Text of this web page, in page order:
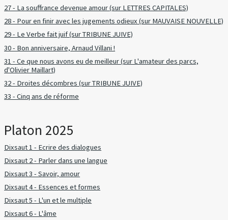
27 - La souffrance devenue amour (sur LETTRES CAPITALES)
28 - Pour en finir avec les jugements odieux (sur MAUVAISE NOUVELLE)
29 - Le Verbe fait juif (sur TRIBUNE JUIVE)
30 - Bon anniversaire, Arnaud Villani !
31 - Ce que nous avons eu de meilleur (sur L'amateur des parcs,
d'Olivier Maillart)
32 - Droites décombres (sur TRIBUNE JUIVE)
33 - Cinq ans de réforme
Platon 2025
Dixsaut 1 - Ecrire des dialogues
Dixsaut 2 - Parler dans une langue
Dixsaut 3 - Savoir, amour
Dixsaut 4 - Essences et formes
Dixsaut 5 - L'un et le multiple
Dixsaut 6 - L'âme